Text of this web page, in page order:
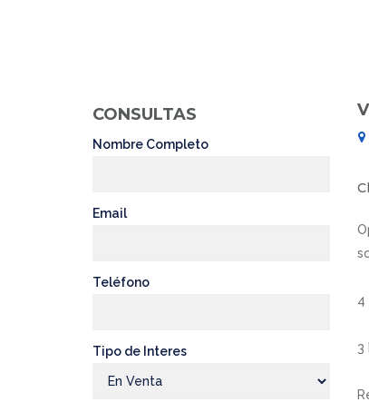
CONSULTAS
Nombre Completo
Email
Teléfono
Tipo de Interes
4
3